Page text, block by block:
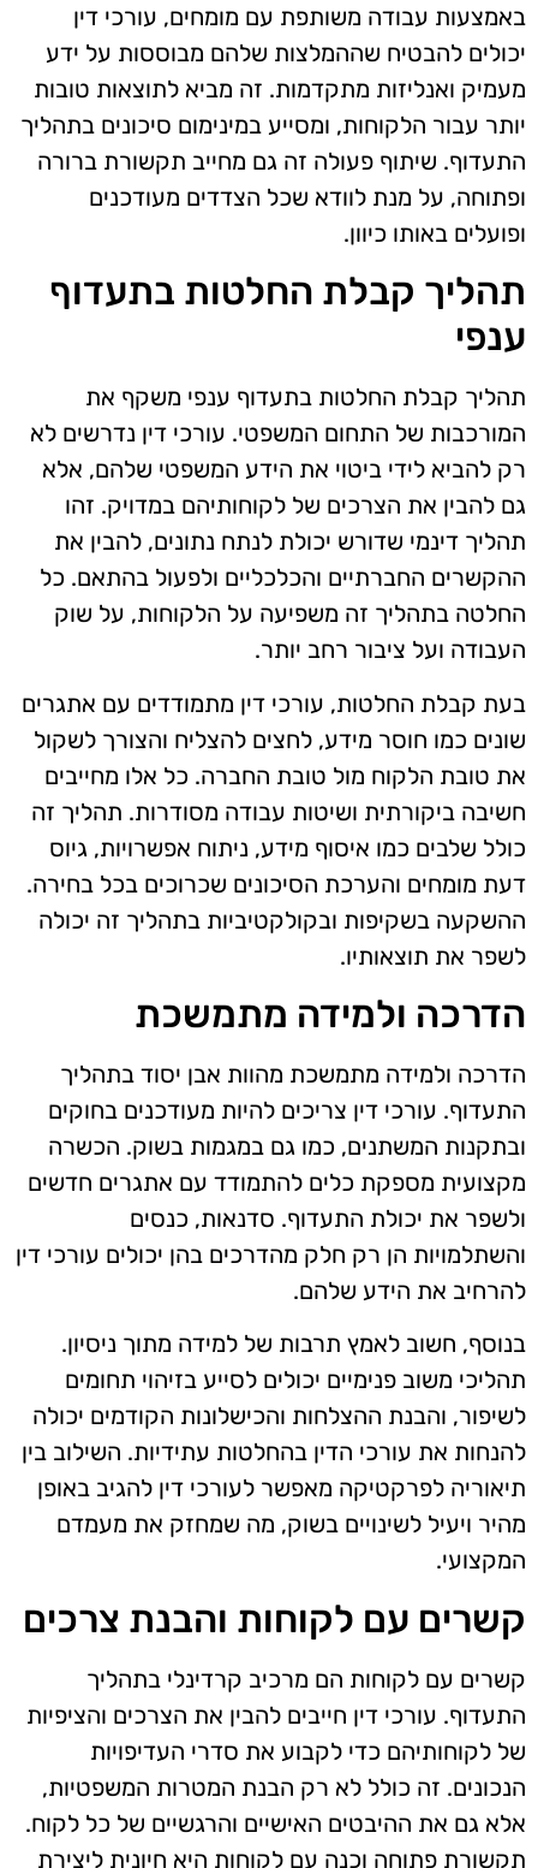
באמצעות עבודה משותפת עם מומחים, עורכי דין
יכולים להבטיח שההמלצות שלהם מבוססות על ידע
מעמיק ואנליזות מתקדמות. זה מביא לתוצאות טובות
יותר עבור הלקוחות, ומסייע במינימום סיכונים בתהליך
התעדוף. שיתוף פעולה זה גם מחייב תקשורת ברורה
ופתוחה, על מנת לוודא שכל הצדדים מעודכנים
ופועלים באותו כיוון.
תהליך קבלת החלטות בתעדוף
ענפי
תהליך קבלת החלטות בתעדוף ענפי משקף את
המורכבות של התחום המשפטי. עורכי דין נדרשים לא
רק להביא לידי ביטוי את הידע המשפטי שלהם, אלא
גם להבין את הצרכים של לקוחותיהם במדויק. זהו
תהליך דינמי שדורש יכולת לנתח נתונים, להבין את
ההקשרים החברתיים והכלכליים ולפעול בהתאם. כל
החלטה בתהליך זה משפיעה על הלקוחות, על שוק
העבודה ועל ציבור רחב יותר.
בעת קבלת החלטות, עורכי דין מתמודדים עם אתגרים
שונים כמו חוסר מידע, לחצים להצליח והצורך לשקול
את טובת הלקוח מול טובת החברה. כל אלו מחייבים
חשיבה ביקורתית ושיטות עבודה מסודרות. תהליך זה
כולל שלבים כמו איסוף מידע, ניתוח אפשרויות, גיוס
דעת מומחים והערכת הסיכונים שכרוכים בכל בחירה.
ההשקעה בשקיפות ובקולקטיביות בתהליך זה יכולה
לשפר את תוצאותיו.
הדרכה ולמידה מתמשכת
הדרכה ולמידה מתמשכת מהוות אבן יסוד בתהליך
התעדוף. עורכי דין צריכים להיות מעודכנים בחוקים
ובתקנות המשתנים, כמו גם במגמות בשוק. הכשרה
מקצועית מספקת כלים להתמודד עם אתגרים חדשים
ולשפר את יכולת התעדוף. סדנאות, כנסים
והשתלמויות הן רק חלק מהדרכים בהן יכולים עורכי דין
להרחיב את הידע שלהם.
בנוסף, חשוב לאמץ תרבות של למידה מתוך ניסיון.
תהליכי משוב פנימיים יכולים לסייע בזיהוי תחומים
לשיפור, והבנת ההצלחות והכישלונות הקודמים יכולה
להנחות את עורכי הדין בהחלטות עתידיות. השילוב בין
תיאוריה לפרקטיקה מאפשר לעורכי דין להגיב באופן
מהיר ויעיל לשינויים בשוק, מה שמחזק את מעמדם
המקצועי.
קשרים עם לקוחות והבנת צרכים
קשרים עם לקוחות הם מרכיב קרדינלי בתהליך
התעדוף. עורכי דין חייבים להבין את הצרכים והציפיות
של לקוחותיהם כדי לקבוע את סדרי העדיפויות
הנכונים. זה כולל לא רק הבנת המטרות המשפטיות,
אלא גם את ההיבטים האישיים והרגשיים של כל לקוח.
תקשורת פתוחה וכנה עם לקוחות היא חיונית ליצירת